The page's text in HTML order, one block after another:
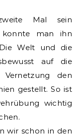
Mal sein
konnte man ihn
Welt und die
auf die
den
gestellt. So ist
wichtig
wir schon in den